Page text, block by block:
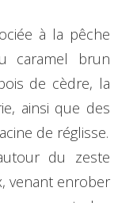
à la pêche
caramel brun
de cèdre, la
ainsi que des
de réglisse.
du zeste
venant enrober